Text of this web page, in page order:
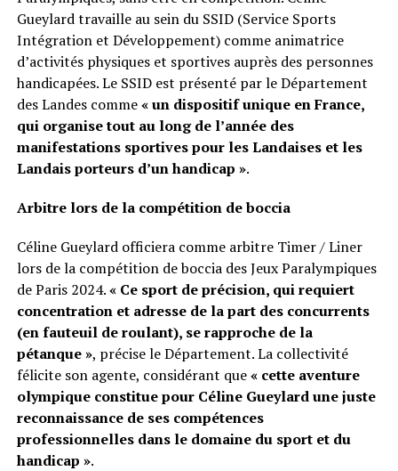
Gueylard travaille au sein du SSID (Service Sports
Intégration et Développement) comme animatrice
d’activités physiques et sportives auprès des personnes
handicapées. Le SSID est présenté par le Département
des Landes comme« un dispositif unique en France,
qui organise tout au long de l’année des
manifestations sportives pour les Landaises et les
Landais porteurs d’un handicap ».
Arbitre lors de la compétition de boccia
Céline Gueylard officiera comme arbitre Timer / Liner
lors de la compétition de boccia des Jeux Paralympiques
de Paris 2024.« Ce sport de précision, qui requiert
concentration et adresse de la part des concurrents
(en fauteuil de roulant), se rapproche de la
pétanque », précise le Département. La collectivité
félicite son agente, considérant que« cette aventure
olympique constitue pour Céline Gueylard une juste
reconnaissance de ses compétences
professionnelles dans le domaine du sport et du
handicap ».